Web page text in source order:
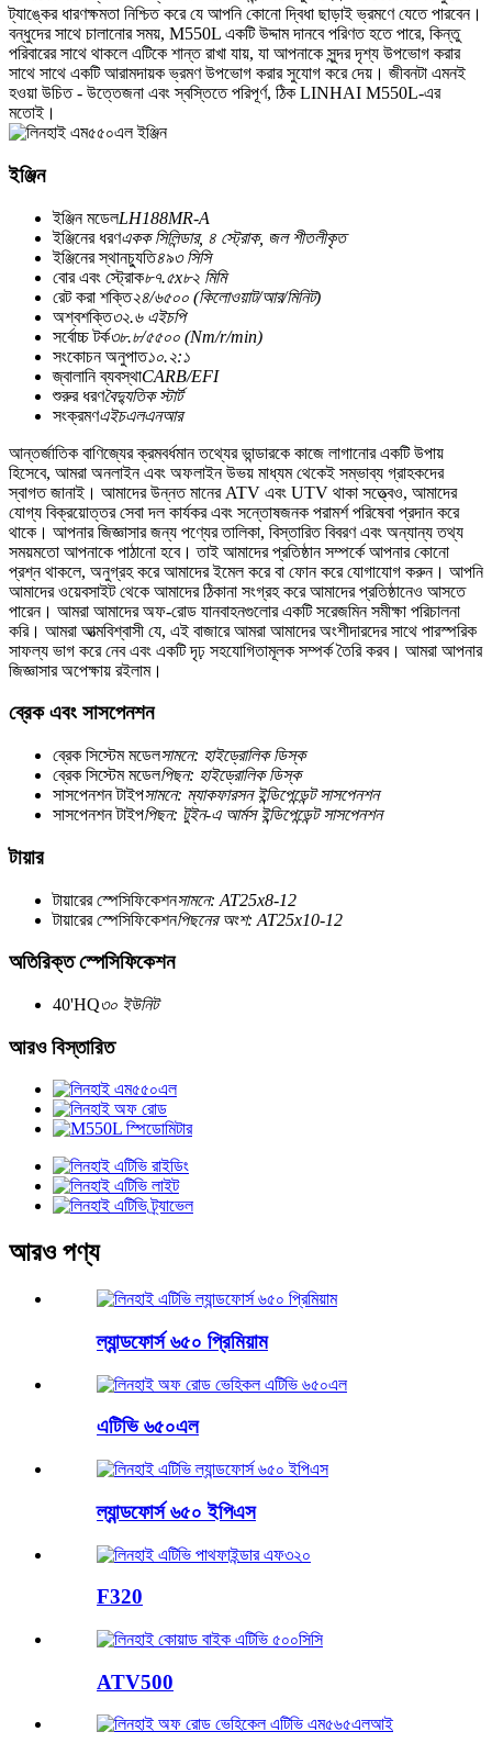
ট্যাঙ্কের ধারণক্ষমতা নিশ্চিত করে যে আপনি কোনো দ্বিধা ছাড়াই ভ্রমণে যেতে পারবেন।
বন্ধুদের সাথে চালানোর সময়, M550L একটি উদ্দাম দানবে পরিণত হতে পারে, কিন্তু
পরিবারের সাথে থাকলে এটিকে শান্ত রাখা যায়, যা আপনাকে সুন্দর দৃশ্য উপভোগ করার
সাথে সাথে একটি আরামদায়ক ভ্রমণ উপভোগ করার সুযোগ করে দেয়। জীবনটা এমনই
হওয়া উচিত - উত্তেজনা এবং স্বস্তিতে পরিপূর্ণ, ঠিক LINHAI M550L-এর
মতোই।
ইঞ্জিন
ইঞ্জিন মডেলLH188MR-A
ইঞ্জিনের ধরণএকক সিলিন্ডার, ৪ স্ট্রোক, জল শীতলীকৃত
ইঞ্জিনের স্থানচ্যুতি৪৯৩ সিসি
বোর এবং স্ট্রোক৮৭.৫x৮২ মিমি
রেট করা শক্তি২৪/৬৫০০ (কিলোওয়াট/আর/মিনিট)
অশ্বশক্তি৩২.৬ এইচপি
সর্বোচ্চ টর্ক৩৮.৮/৫৫০০ (Nm/r/min)
সংকোচন অনুপাত১০.২:১
জ্বালানি ব্যবস্থাCARB/EFI
শুরুর ধরণবৈদ্যুতিক স্টার্ট
সংক্রমণএইচএলএনআর
আন্তর্জাতিক বাণিজ্যের ক্রমবর্ধমান তথ্যের ভান্ডারকে কাজে লাগানোর একটি উপায়
হিসেবে, আমরা অনলাইন এবং অফলাইন উভয় মাধ্যম থেকেই সম্ভাব্য গ্রাহকদের
স্বাগত জানাই। আমাদের উন্নত মানের ATV এবং UTV থাকা সত্ত্বেও, আমাদের
যোগ্য বিক্রয়োত্তর সেবা দল কার্যকর এবং সন্তোষজনক পরামর্শ পরিষেবা প্রদান করে
থাকে। আপনার জিজ্ঞাসার জন্য পণ্যের তালিকা, বিস্তারিত বিবরণ এবং অন্যান্য তথ্য
সময়মতো আপনাকে পাঠানো হবে। তাই আমাদের প্রতিষ্ঠান সম্পর্কে আপনার কোনো
প্রশ্ন থাকলে, অনুগ্রহ করে আমাদের ইমেল করে বা ফোন করে যোগাযোগ করুন। আপনি
আমাদের ওয়েবসাইট থেকে আমাদের ঠিকানা সংগ্রহ করে আমাদের প্রতিষ্ঠানেও আসতে
পারেন। আমরা আমাদের অফ-রোড যানবাহনগুলোর একটি সরেজমিন সমীক্ষা পরিচালনা
করি। আমরা আত্মবিশ্বাসী যে, এই বাজারে আমরা আমাদের অংশীদারদের সাথে পারস্পরিক
সাফল্য ভাগ করে নেব এবং একটি দৃঢ় সহযোগিতামূলক সম্পর্ক তৈরি করব। আমরা আপনার
জিজ্ঞাসার অপেক্ষায় রইলাম।
ব্রেক এবং সাসপেনশন
ব্রেক সিস্টেম মডেলসামনে: হাইড্রোলিক ডিস্ক
ব্রেক সিস্টেম মডেলপিছন: হাইড্রোলিক ডিস্ক
সাসপেনশন টাইপসামনে: ম্যাকফারসন ইন্ডিপেন্ডেন্ট সাসপেনশন
সাসপেনশন টাইপপিছন: টুইন-এ আর্মস ইন্ডিপেন্ডেন্ট সাসপেনশন
টায়ার
টায়ারের স্পেসিফিকেশনসামনে: AT25x8-12
টায়ারের স্পেসিফিকেশনপিছনের অংশ: AT25x10-12
অতিরিক্ত স্পেসিফিকেশন
40'HQ৩০ ইউনিট
আরও বিস্তারিত
আরও পণ্য
ল্যান্ডফোর্স ৬৫০ প্রিমিয়াম
এটিভি ৬৫০এল
ল্যান্ডফোর্স ৬৫০ ইপিএস
F320
ATV500